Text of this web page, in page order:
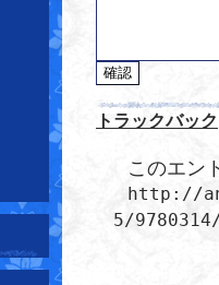
トラックバック
このエン
http://
5/